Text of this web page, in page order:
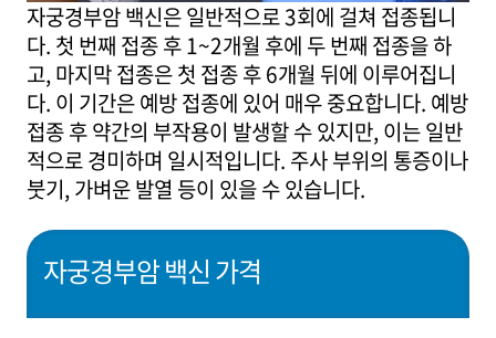
자궁경부암 백신은 일반적으로 3회에 걸쳐 접종됩니
다. 첫 번째 접종 후 1~2개월 후에 두 번째 접종을 하
고, 마지막 접종은 첫 접종 후 6개월 뒤에 이루어집니
다. 이 기간은 예방 접종에 있어 매우 중요합니다. 예방
접종 후 약간의 부작용이 발생할 수 있지만, 이는 일반
적으로 경미하며 일시적입니다. 주사 부위의 통증이나
붓기, 가벼운 발열 등이 있을 수 있습니다.
자궁경부암 백신 가격